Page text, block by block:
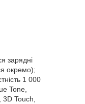
зарядні
окремо);
1 000
Tone,
3D Touch,